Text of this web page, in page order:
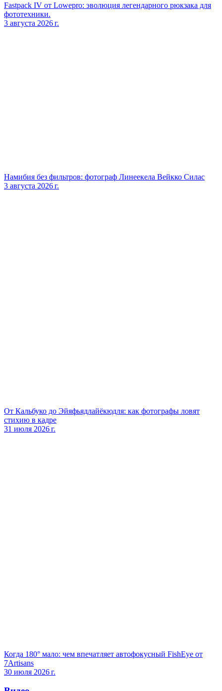
Fastpack IV от Lowepro: эволюция легендарного рюкзака для
фототехники.
3 августа 2026 г.
Намибия без фильтров: фотограф Линеекела Вейкко Силас
3 августа 2026 г.
От Кальбуко до Эйяфьядлайёкюдля: как фотографы ловят
стихию в кадре
31 июля 2026 г.
Когда 180° мало: чем впечатляет автофокусный FishEye от
7Artisans
30 июля 2026 г.